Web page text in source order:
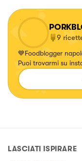
9
💙Foodblogger
Puoi trovarmi su
LASCIATI ISPIRARE